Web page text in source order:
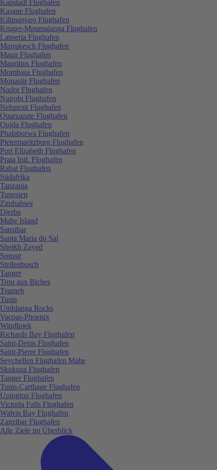
Kapstadt Flughafen
Kasane Flughafen
Kilimanjaro Flughafen
Kruger-Mpumalanga Flughafen
Lanseria Flughafen
Marrakesch Flughafen
Maun Flughafen
Mauritius Flughafen
Mombasa Flughafen
Monastir Flughafen
Nador Flughafen
Nairobi Flughafen
Nelspruit Flughafen
Ouarzazate Flughafen
Oujda Flughafen
Phalaborwa Flughafen
Pietermaritzburg Flughafen
Port Elizabeth Flughafen
Praia Intl. Flughafen
Rabat Flughafen
Südafrika
Tanzania
Tunesien
Zimbabwe
Djerba
Mahe Island
Sansibar
Santa Maria do Sal
Sheikh Zayed
Sousse
Stellenbosch
Tanger
Trou aux Biches
Tsumeb
Tunis
Umhlanga Rocks
Vacoas-Phoenix
Windhoek
Richards Bay Flughafen
Saint-Denis Flughafen
Saint-Pierre Flughafen
Seychellen Flughafen Mahe
Skukuza Flughafen
Tanger Flughafen
Tunis-Carthage Flughafen
Upington Flughafen
Victoria Falls Flughafen
Walvis Bay Flughafen
Zanzibar Flughafen
Alle Ziele im Überblick